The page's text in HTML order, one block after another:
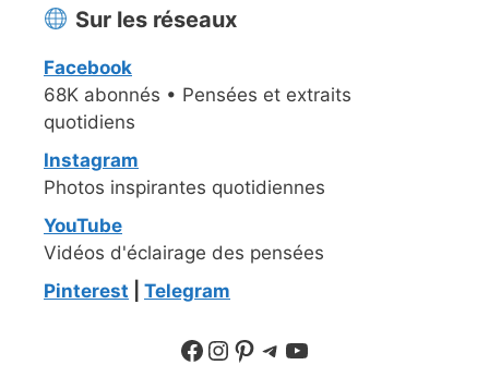
Sur les réseaux
Facebook
68K abonnés • Pensées et extraits
quotidiens
Instagram
Photos inspirantes quotidiennes
YouTube
Vidéos d'éclairage des pensées
Pinterest
Telegram
Suivre sur Facebook
Suivre sur Instagram
Pinterest
Sur Telegram
YouTube